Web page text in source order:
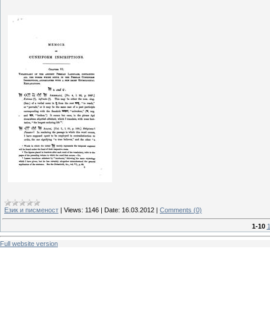
Език и писменост | Views: 1146 | Date: 16.03.2012 | Comments (0)
1-10
Full website version